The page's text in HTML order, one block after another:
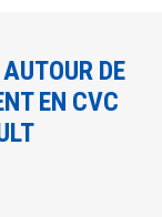
DE
EN CVC